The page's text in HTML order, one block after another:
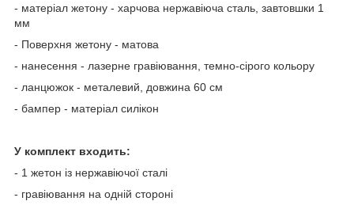
- матеріал жетону - харчова нержавіюча сталь, завтовшки 1
мм
- Поверхня жетону - матова
- нанесення - лазерне гравіювання, темно-сірого кольору
- ланцюжок - металевий, довжина 60 см
- бампер - матеріал силікон
У комплект входить:
- 1 жетон із нержавіючої сталі
- гравіювання на одній стороні